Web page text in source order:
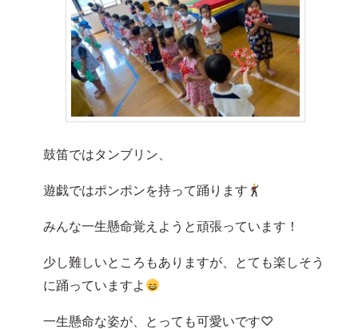
鼓笛ではタンブリン、
遊戯ではポンポンを持って踊ります
みんな一生懸命覚えようと頑張っています！
少し難しいところもありますが、とても楽しそう
に踊っていますよ
一生懸命な姿が、とっても可愛いです♡